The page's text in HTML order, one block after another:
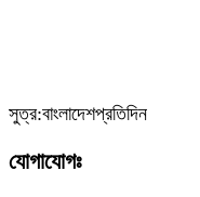
সুত্র:বাংলাদেশপ্রতিদিন
যোগাযোগঃ